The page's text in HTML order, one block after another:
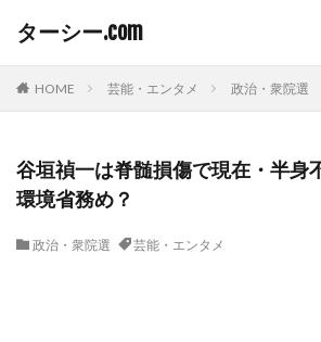
ターシー.com
HOME 芸能・エンタメ 政治・衆院選
谷垣禎一は脊髄損傷で現在・半身
環境省務め？
政治・衆院選 芸能・エンタメ